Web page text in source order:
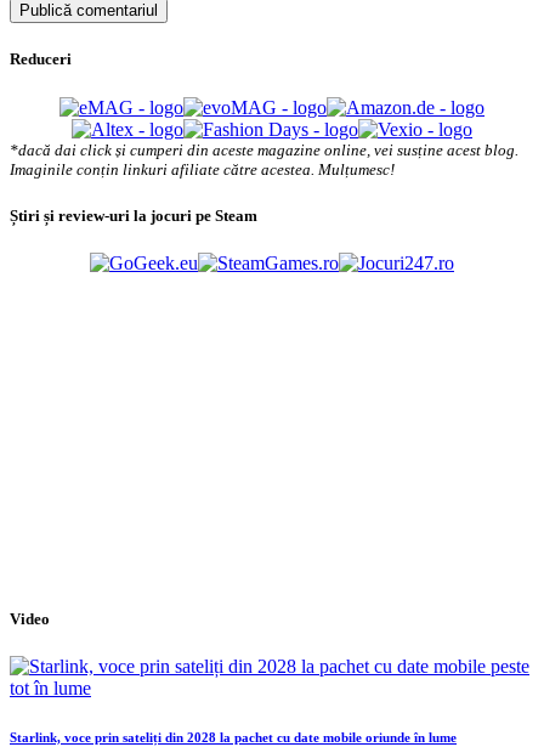
Reduceri
*dacă dai click și cumperi din aceste magazine online, vei susține acest blog.
Imaginile conțin linkuri afiliate către acestea. Mulțumesc!
Știri și review-uri la jocuri pe Steam
Video
Starlink, voce prin sateliți din 2028 la pachet cu date mobile oriunde în lume